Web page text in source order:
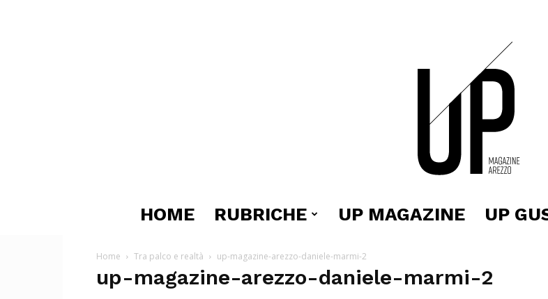
HOME RUBRICHE UP MAGAZINE UP
Home Tra palco e realtà up-magazine-arezzo-daniele-marmi-2
up-magazine-arezzo-daniele-marmi-2